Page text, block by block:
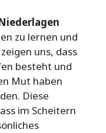
zu lernen und
uns, dass
besteht und
Mut haben
Diese
im Scheitern